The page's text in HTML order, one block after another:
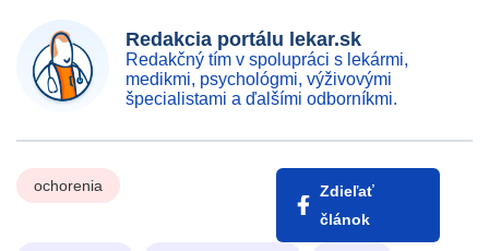
Redakcia portálu lekar.sk
Redakčný tím v spolupráci s lekármi,
medikmi, psychológmi, výživovými
špecialistami a ďalšími odborníkmi.
ochorenia
Zdieľať
článok